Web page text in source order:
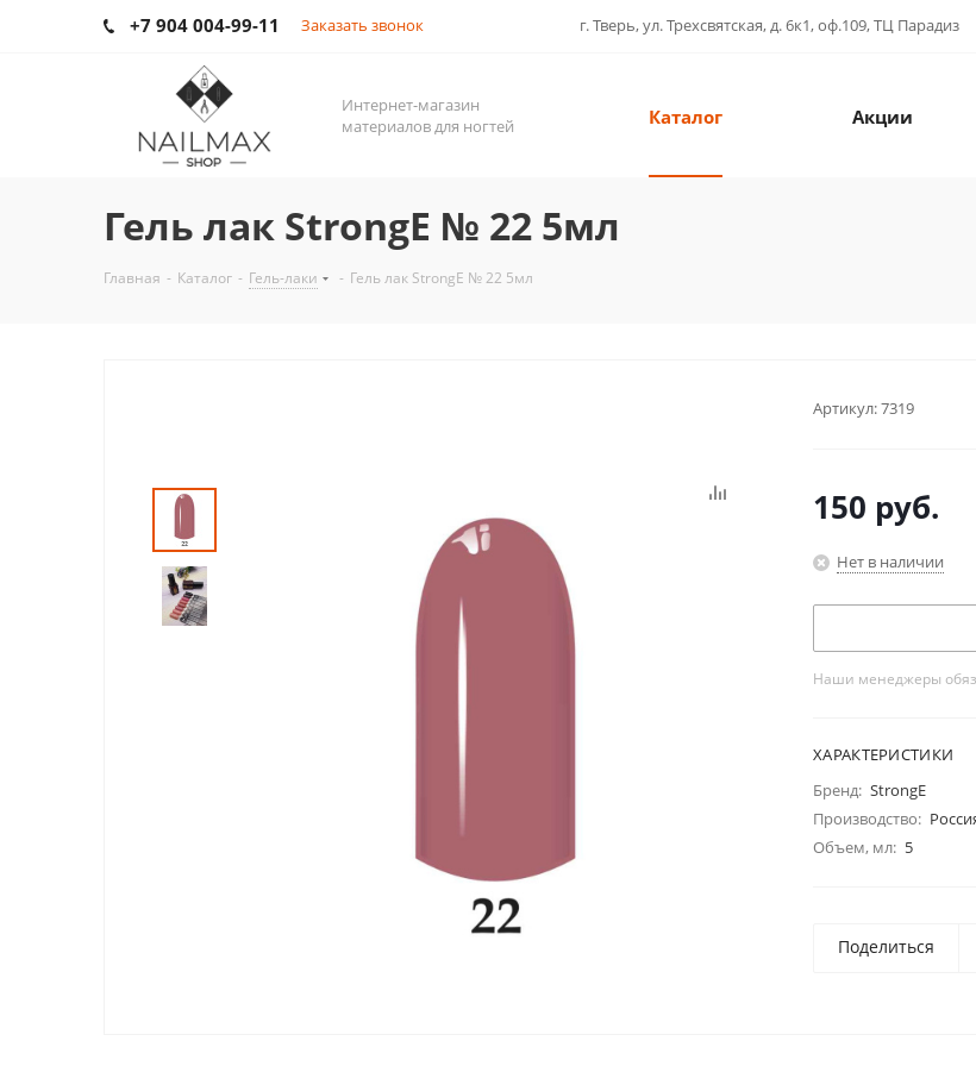
+7 904 004-99-11 Заказать звонок г. Тверь, ул. Трехсвятская, д. 6к1, оф.109, ТЦ Парадиз
Интернет-магазин
материалов для ногтей
Каталог Акции
Гель лак StrongE № 22 5мл
Главная - Каталог - Гель-лаки - Гель лак StrongE № 22 5мл
Артикул:7319
150 руб.
Нет в наличии
Наши менеджеры
ХАРАКТЕРИСТИКИ
Бренд: StrongE
Производство:
Объем, мл: 5
Поделиться